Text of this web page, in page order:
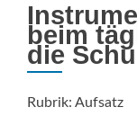
beim
die
Rubrik: Aufsatz